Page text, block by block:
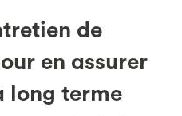
de
en assurer
long terme